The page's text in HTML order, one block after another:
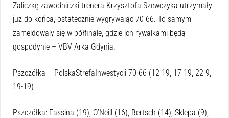
Zaliczkę zawodniczki trenera Krzysztofa Szewczyka utrzymały
już do końca, ostatecznie wygrywając 70-66. To samym
zameldowaly się w półfinale, gdzie ich rywalkami będą
gospodynie – VBV Arka Gdynia.
Pszczółka – PolskaStrefaInwestycji 70-66 (12-19, 17-19, 22-9,
19-19)
Pszczółka: Fassina (19), O’Neill (16), Bertsch (14), Sklepa (9),